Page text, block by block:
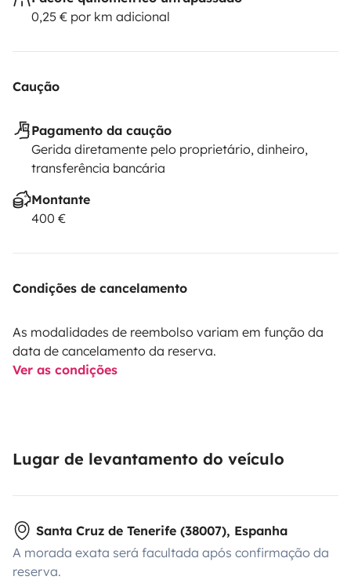
0,25 € por km adicional
Caução
Pagamento da caução
Gerida diretamente pelo proprietário, dinheiro,
transferência bancária
Montante
400 €
Condições de cancelamento
As modalidades de reembolso variam em função da
data de cancelamento da reserva.
Ver as condições
Lugar de levantamento do veículo
Santa Cruz de Tenerife (38007), Espanha
A morada exata será facultada após confirmação da
reserva.